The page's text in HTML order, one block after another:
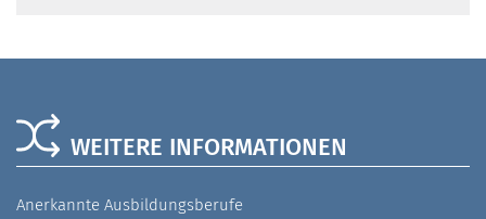
WEITERE INFORMATIONEN
Anerkannte Ausbildungsberufe